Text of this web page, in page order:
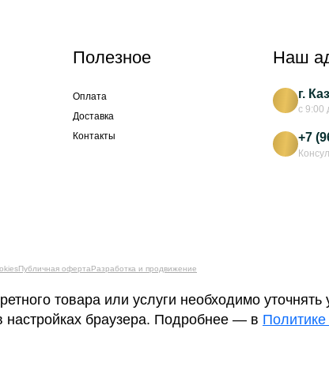
Полезное
Оплата
Доставка
Контакты
Наш
г.
с 9:00
+7
Публичная офертаРазработка и продвижение
товара или услуги необходимо
настройках браузера. Подробнее — в